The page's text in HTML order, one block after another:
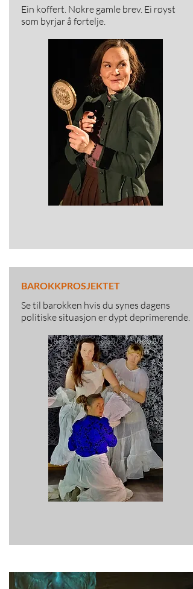
Ein koffert. Nokre gamle brev. Ei røyst
som byrjar å fortelje.
BAROKKPROSJEKTET
Se til barokken hvis du synes dagens
politiske situasjon er dypt deprimerende.